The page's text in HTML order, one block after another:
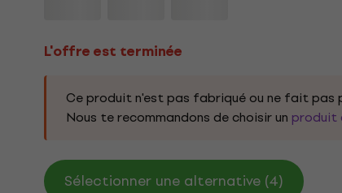
L'offre est terminée
Ce produit n'est pas fabriqué ou ne fait
Nous te recommandons de choisir un
Sélectionner une alternative (4)